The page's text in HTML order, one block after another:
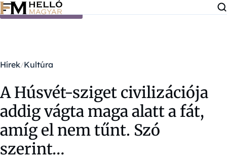
Ugrás a tartalomra
Hírek Kultúra
A Húsvét-sziget civilizációja
addig vágta maga alatt a fát,
amíg el nem tűnt. Szó
szerint…